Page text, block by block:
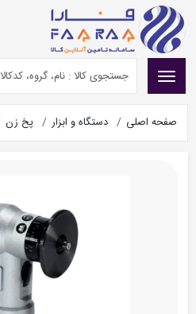
صفحه اصلی دستگاه و ابزار پخ زن